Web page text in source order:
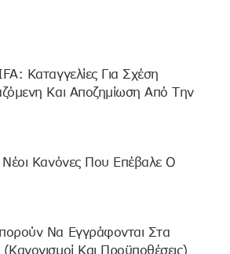
Καταγγελίες Για Σχέση
Και Αποζημίωση Από Την
Νέοι Κανόνες Που Επέβαλε Ο
Να Εγγράφονται Στα
Και Προϋποθέσεις)